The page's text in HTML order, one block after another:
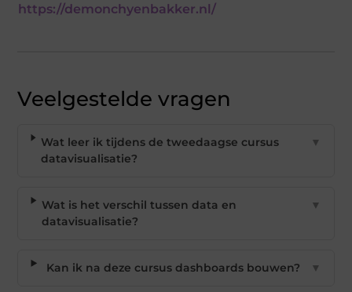
https://demonchyenbakker.nl/
Veelgestelde vragen
Wat leer ik tijdens de tweedaagse cursus
datavisualisatie?
▼
Wat is het verschil tussen data en
datavisualisatie?
▼
Kan ik na deze cursus dashboards bouwen? ▼